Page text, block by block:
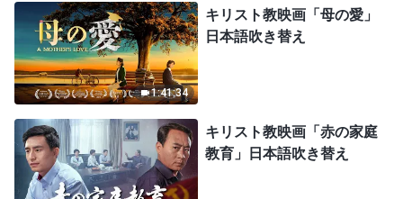
1:41:34
キリスト教映画「母の愛」
日本語吹き替え
キリスト教映画「赤の家庭
教育」日本語吹き替え